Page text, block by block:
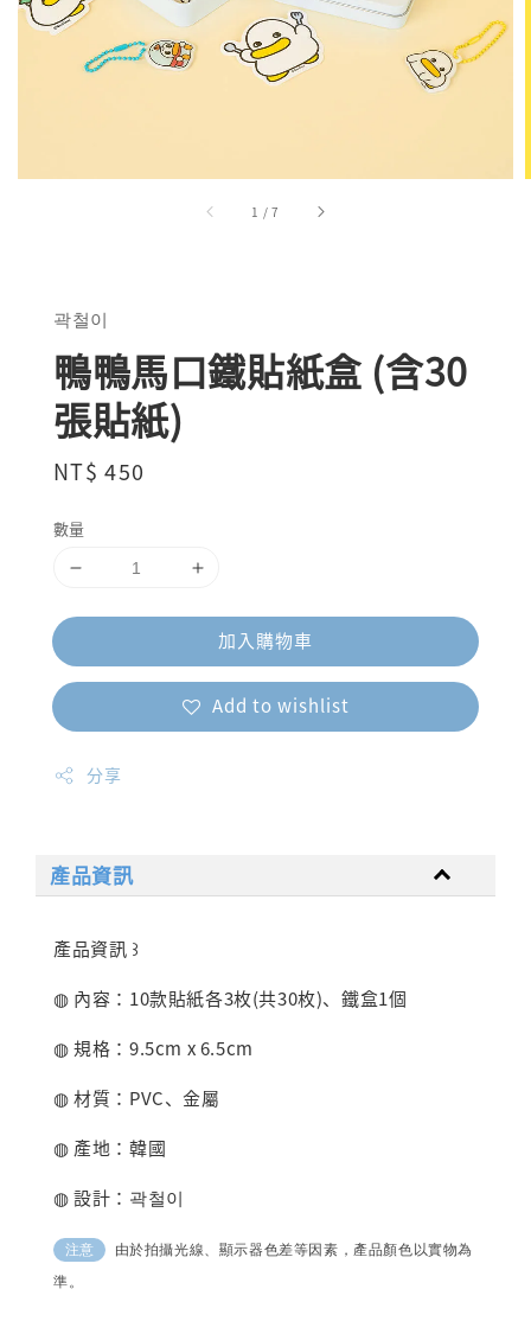
1 /7
곽철이
鴨鴨馬口鐵貼紙盒 (含30
張貼紙)
Regular
NT$ 450
數量
加入購物車
Add to wishlist
分享
產品資訊
產品資訊 ꒱
◍ 內容：10款貼紙各3枚(共30枚)、鐵盒1個
◍ 規格：9.5cm x 6.5cm
◍ 材質：PVC、金屬
◍ 產地：韓國
◍ 設計：곽철이
注意
由於拍攝光線、顯示器色差等因素，產品顏色以實物為
準。